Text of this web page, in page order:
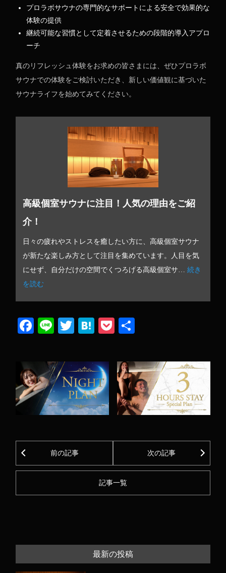
プロラボサウナの専門的なサポートによる安全で効果的な
体験の提供
継続可能な習慣として定着させるための段階的導入アプロ
ーチ
真のリフレッシュ体験をお求めの皆さまには、ぜひプロラボ
サウナでの体験をご検討いただき、新しい価値観に基づいた
サウナライフを始めてみてください。
高級個室サウナに注目！人気の理由をご紹
介！
日々の疲れやストレスを癒したい方に、高級個室サウナ
が新たな楽しみ方として注目を集めています。人目を気
にせず、自分だけの空間でくつろげる高級個室サ…続き
を読む
Fa
bo
ok
Li
T
tte
r
H
en
a
P
ke
t
最新の投稿
前の記事 次の記事
記事一覧